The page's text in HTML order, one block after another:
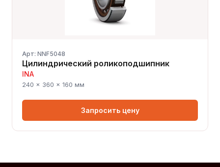
Арт: NNF5048
Цилиндрический роликоподшипник
INA
240 × 360 × 160 мм
Запросить цену